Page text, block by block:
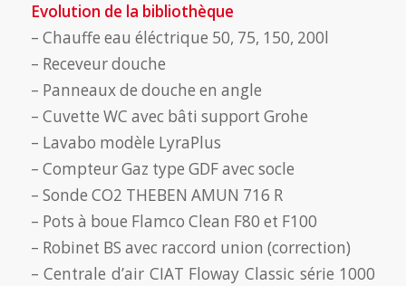
Evolution de la bibliothèque
– Chauffe eau éléctrique 50, 75, 150, 200l
– Receveur douche
– Panneaux de douche en angle
– Cuvette WC avec bâti support Grohe
– Lavabo modèle LyraPlus
– Compteur Gaz type GDF avec socle
– Sonde CO2 THEBEN AMUN 716 R
– Pots à boue Flamco Clean F80 et F100
– Robinet BS avec raccord union (correction)
– Centrale d’air CIAT Floway Classic série 1000